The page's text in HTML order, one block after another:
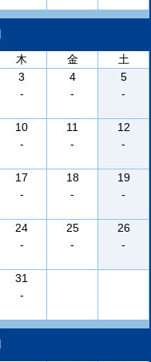
木 金
土
3
-
4
-
5
-
10
-
11
-
12
-
17
-
18
-
19
-
24
-
25
-
26
-
31
-